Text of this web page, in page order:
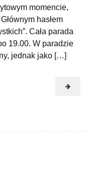
momencie,
hasłem
Cała parada
19.00. W paradzie
jednak jako […]